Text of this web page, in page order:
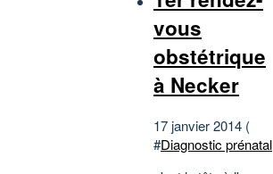
vous
obstétrique
à Necker
17 janvier 2014 (
#Diagnostic prénatal